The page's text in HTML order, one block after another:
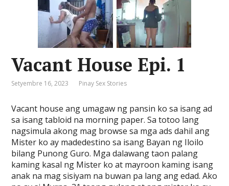
Vacant House Epi. 1
Setyembre 16, 2023 Pinay Sex Stories
Vacant house ang umagaw ng pansin ko sa isang ad
sa isang tabloid na morning paper. Sa totoo lang
nagsimula akong mag browse sa mga ads dahil ang
Mister ko ay madedestino sa isang Bayan ng Iloilo
bilang Punong Guro. Mga dalawang taon palang
kaming kasal ng Mister ko at mayroon kaming isang
anak na mag sisiyam na buwan pa lang ang edad. Ako